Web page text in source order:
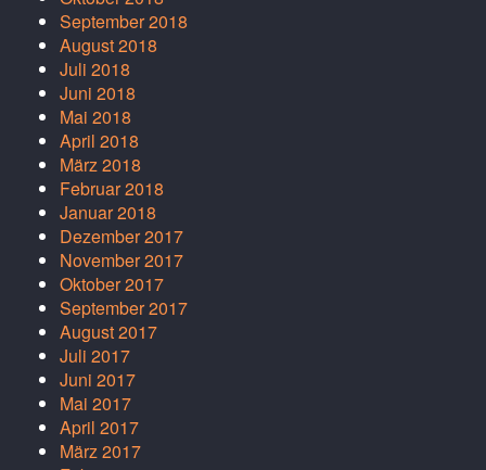
September 2018
August 2018
Juli 2018
Juni 2018
Mai 2018
April 2018
März 2018
Februar 2018
Januar 2018
Dezember 2017
November 2017
Oktober 2017
September 2017
August 2017
Juli 2017
Juni 2017
Mai 2017
April 2017
März 2017